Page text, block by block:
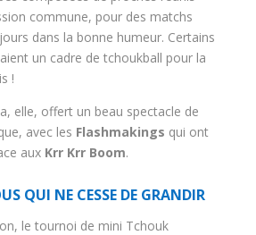
commune, pour des matchs
dans la bonne humeur. Certains
un cadre de tchoukball pour la
!
elle, offert un beau spectacle de
avec les Flashmakings qui ont
aux Krr Krr Boom.
QUI NE CESSE DE GRANDIR
le tournoi de mini Tchouk